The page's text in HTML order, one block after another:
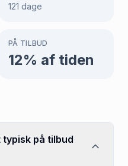
121 dage
PÅ TILBUD
12% af tiden
på tilbud